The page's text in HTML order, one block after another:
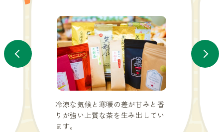
冷涼な気候と寒暖の差が甘みと香
りが強い上質な茶を生み出してい
ます。